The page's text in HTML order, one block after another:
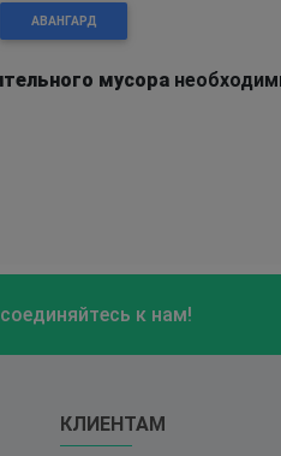
АВАНГАРД
мусора
к нам!
КЛИЕНТАМ